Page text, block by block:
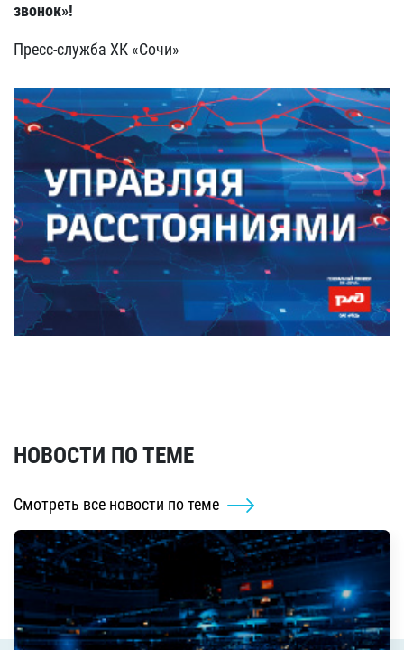
звонок»!
Пресс-служба ХК «Сочи»
НОВОСТИ ПО ТЕМЕ
Смотреть все новости по теме